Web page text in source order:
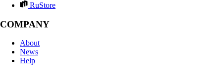
RuStore
COMPANY
About
News
Help